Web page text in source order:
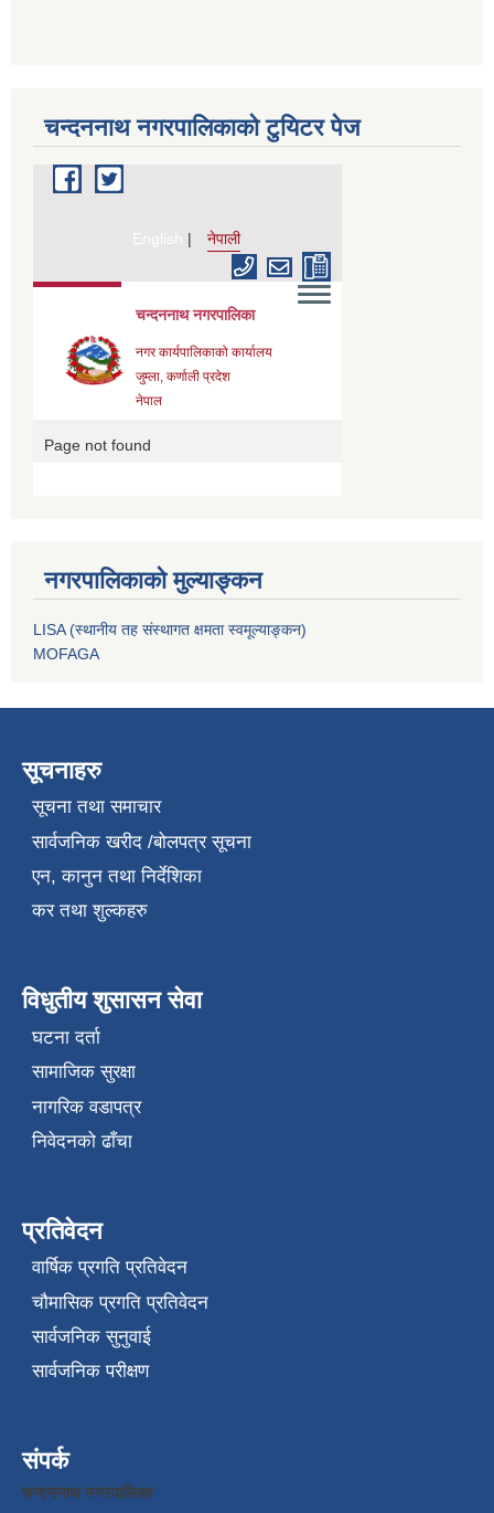
चन्दननाथ नगरपालिकाको टुयिटर पेज
नगरपालिकाको मुल्याङ्कन
LISA (स्थानीय तह संस्थागत क्षमता स्वमूल्याङ्कन)
MOFAGA
सूचनाहरु
सूचना तथा समाचार
सार्वजनिक खरीद /बोलपत्र सूचना
एन, कानुन तथा निर्देशिका
कर तथा शुल्कहरु
विधुतीय शुसासन सेवा
घटना दर्ता
सामाजिक सुरक्षा
नागरिक वडापत्र
निवेदनको ढाँचा
प्रतिवेदन
वार्षिक प्रगति प्रतिवेदन
चौमासिक प्रगति प्रतिवेदन
सार्वजनिक सुनुवाई
सार्वजनिक परीक्षण
संपर्क
चन्दननाथ नगरपालिका